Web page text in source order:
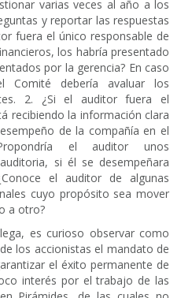
varias veces al año a los
y reportar las respuestas
fuera el único responsable de
los habría presentado
por la gerencia? En caso
Comité debería avaluar los
2. ¿Si el auditor fuera el
recibiendo la información clara
de la compañía en el
el auditor unos
si él se desempeñara
el auditor de algunas
cuyo propósito sea mover
a otro?
es curioso observar como
los accionistas el mandato de
el éxito permanente de
interés por el trabajo de las